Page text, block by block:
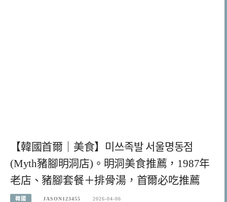
【韓國首爾｜美食】미쓰족발 서울명동점
(Myth豬腳明洞店)。明洞美食推薦，1987年
老店、豬腳套餐＋排骨湯，首爾必吃推薦
韓國 JASON123455 2026-04-06